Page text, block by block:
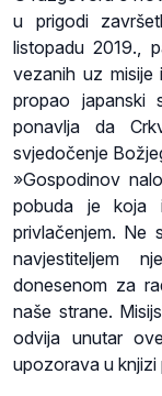
u prigodi
listopadu 2019.,
vezanih uz misije
propao japanski
ponavlja da
svjedočenje
»Gospodinov
pobuda je koja
privlačenjem. Ne
navjestiteljem
donesenom za
naše strane.
odvija unutar
upozorava u knjizi